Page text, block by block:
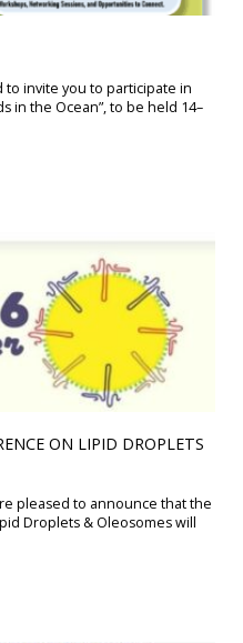
to invite you to participate in
in the Ocean”, to be held 14–
ON LIPID DROPLETS
pleased to announce that the
Droplets & Oleosomes will